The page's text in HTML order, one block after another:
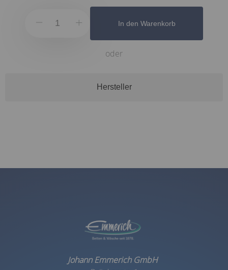
In den Warenkorb
oder
Hersteller
Johann Emmerich GmbH